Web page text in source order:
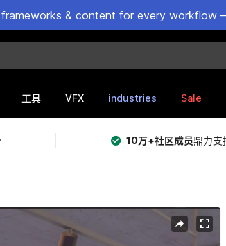
& content for every workflow
工具 VFX industries Sale
10万+社区成员鼎力支